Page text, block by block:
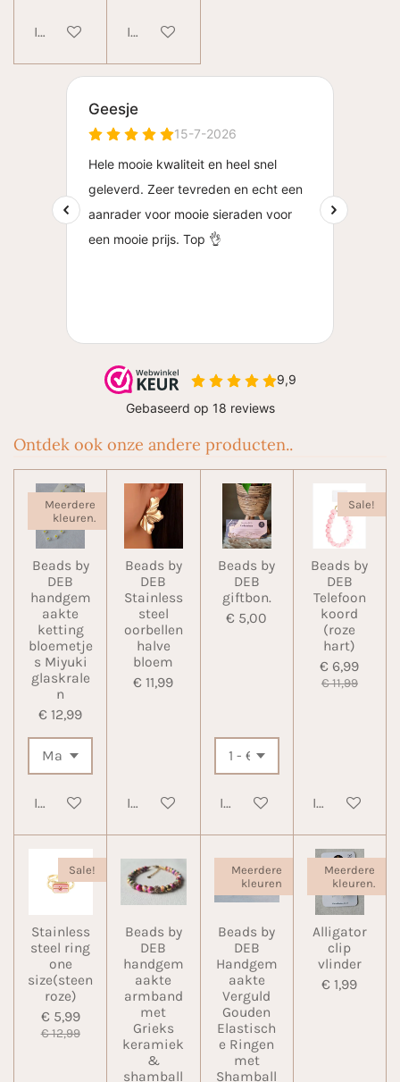
In winkelwagenIn winkelwagen
Ontdek ook onze andere producten..
Meerdere
kleuren.
Beads by
DEB
handgem
aakte
ketting
bloemetje
s Miyuki
glaskrale
n
€ 12,99
In winkelwagen
Beads by
DEB
Stainless
steel
oorbellen
halve
bloem
€ 11,99
In winkelwagen
Beads by
DEB
giftbon.
€ 5,00
In winkelwagen
Sale!
Beads by
DEB
Telefoon
koord
(roze
hart)
€ 6,99
€ 11,99
In
Sale!
Stainless
steel ring
one
size(steen
roze)
€ 5,99
€ 12,99
Beads by
DEB
handgem
aakte
armband
met
Grieks
keramiek
&
shamball
Meerdere
kleuren
Beads by
DEB
Handgem
aakte
Verguld
Gouden
Elastisch
e Ringen
met
Shamball
Meerdere
kleuren.
Alligator
clip
vlinder
€ 1,99